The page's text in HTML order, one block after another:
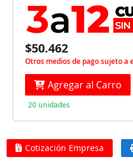
$50.462
Otros medios de pago sujeto a
Agregar al Carro
20 unidades
Cotización Empresa